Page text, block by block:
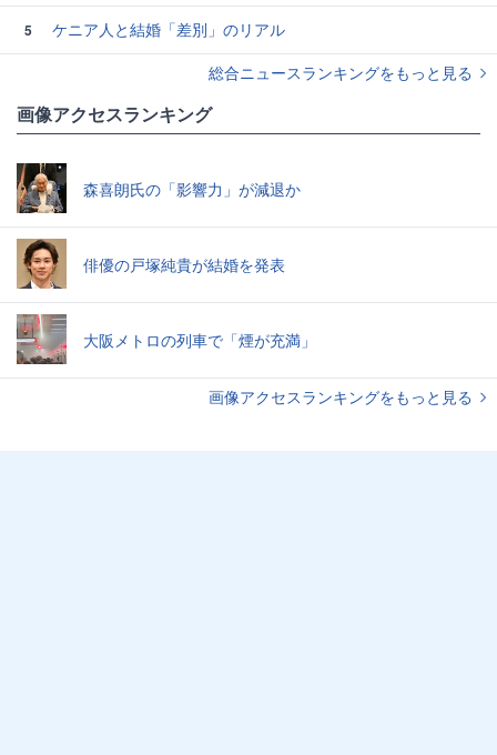
5
ケニア人と結婚「差別」のリアル
総合ニュースランキングをもっと見る
画像アクセスランキング
森喜朗氏の「影響力」が減退か
俳優の戸塚純貴が結婚を発表
大阪メトロの列車で「煙が充満」
画像アクセスランキングをもっと見る